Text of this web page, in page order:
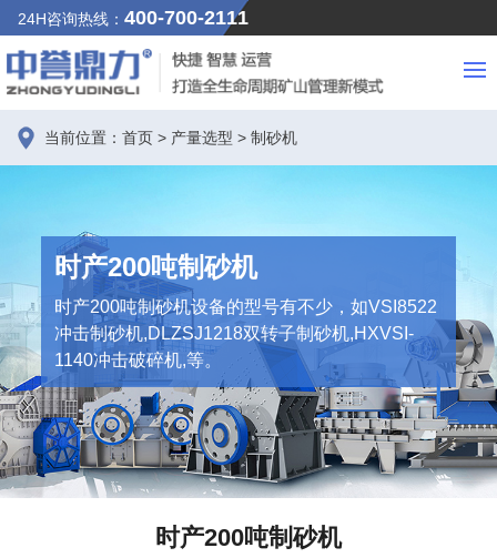
24H咨询热线： 400-700-2111
当前位置： 首页 > 产量选型 > 制砂机
时产200吨制砂机
时产200吨制砂机设备的型号有不少，如VSI8522
冲击制砂机,DLZSJ1218双转子制砂机,HXVSI-
1140冲击破碎机,等。
时产200吨制砂机